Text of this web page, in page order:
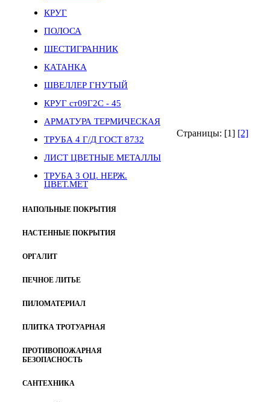
КРУГ
ПОЛОСА
ШЕСТИГРАННИК
КАТАНКА
ШВЕЛЛЕР ГНУТЫЙ
КРУГ ст09Г2С - 45
АРМАТУРА ТЕРМИЧЕСКАЯ
ТРУБА 4 Г/Д ГОСТ 8732
ЛИСТ ЦВЕТНЫЕ МЕТАЛЛЫ
ТРУБА 3 ОЦ. НЕРЖ.
ЦВЕТ.МЕТ
НАПОЛЬНЫЕ ПОКРЫТИЯ
НАСТЕННЫЕ ПОКРЫТИЯ
ОРГАЛИТ
ПЕЧНОЕ ЛИТЬЕ
ПИЛОМАТЕРИАЛ
ПЛИТКА ТРОТУАРНАЯ
ПРОТИВОПОЖАРНАЯ
БЕЗОПАСНОСТЬ
САНТЕХНИКА
Страницы: [1] [2]